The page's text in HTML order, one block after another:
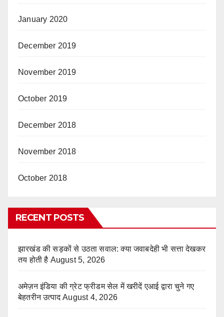
January 2020
December 2019
November 2019
October 2019
December 2018
November 2018
October 2018
RECENT POSTS
झारखंड की सड़कों से उठता सवाल: क्या जवाबदेही भी सत्ता देखकर
तय होती है August 5, 2026
अमेज़न इंडिया की ग्रेट फ्रीडम सेल में खरीदें एआई द्वारा चुने गए
बेहतरीन उत्पाद August 4, 2026